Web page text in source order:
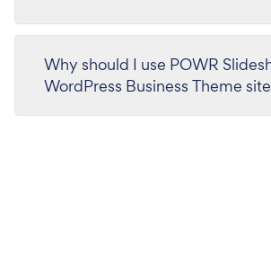
Why should I use POWR
WordPress Business Theme